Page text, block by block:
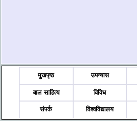
मुखपृष्ठ उपन्यास
बाल साहित्य विविध
संपर्क विश्वविद्यालय